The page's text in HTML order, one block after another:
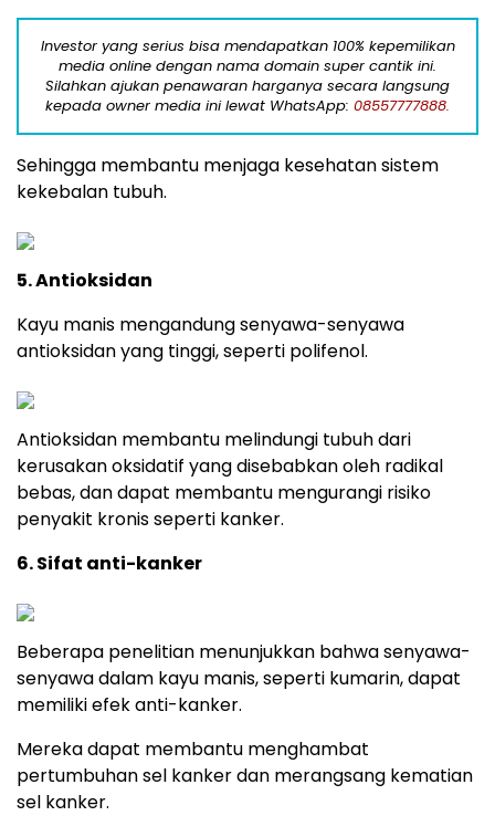
Investor yang serius bisa mendapatkan 100% kepemilikan
media online dengan nama domain super cantik ini.
Silahkan ajukan penawaran harganya secara langsung
kepada owner media ini lewat WhatsApp: 08557777888.
Sehingga membantu menjaga kesehatan sistem
kekebalan tubuh.
5. Antioksidan
Kayu manis mengandung senyawa-senyawa
antioksidan yang tinggi, seperti polifenol.
Antioksidan membantu melindungi tubuh dari
kerusakan oksidatif yang disebabkan oleh radikal
bebas, dan dapat membantu mengurangi risiko
penyakit kronis seperti kanker.
6. Sifat anti-kanker
Beberapa penelitian menunjukkan bahwa senyawa-
senyawa dalam kayu manis, seperti kumarin, dapat
memiliki efek anti-kanker.
Mereka dapat membantu menghambat
pertumbuhan sel kanker dan merangsang kematian
sel kanker.